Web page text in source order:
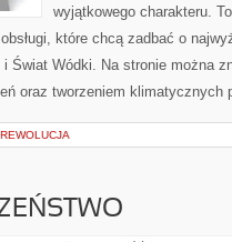
wyjątkowego charakteru.
które chcą zadbać o
Świat Wódki. Na stronie można
oraz tworzeniem